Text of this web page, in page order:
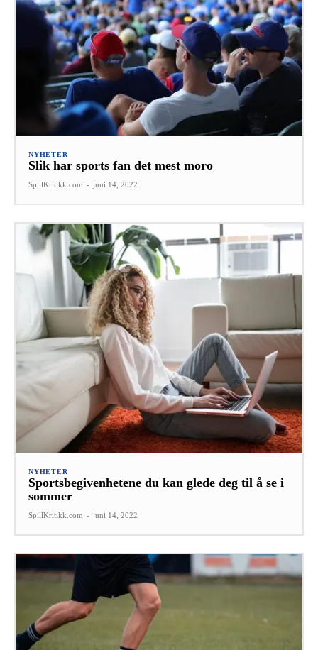
NYHETER
Slik har sports fan det mest moro
SpillKritikk.com - juni 14, 2022
NYHETER
Sportsbegivenhetene du kan glede deg til å se i
sommer
SpillKritikk.com - juni 14, 2022